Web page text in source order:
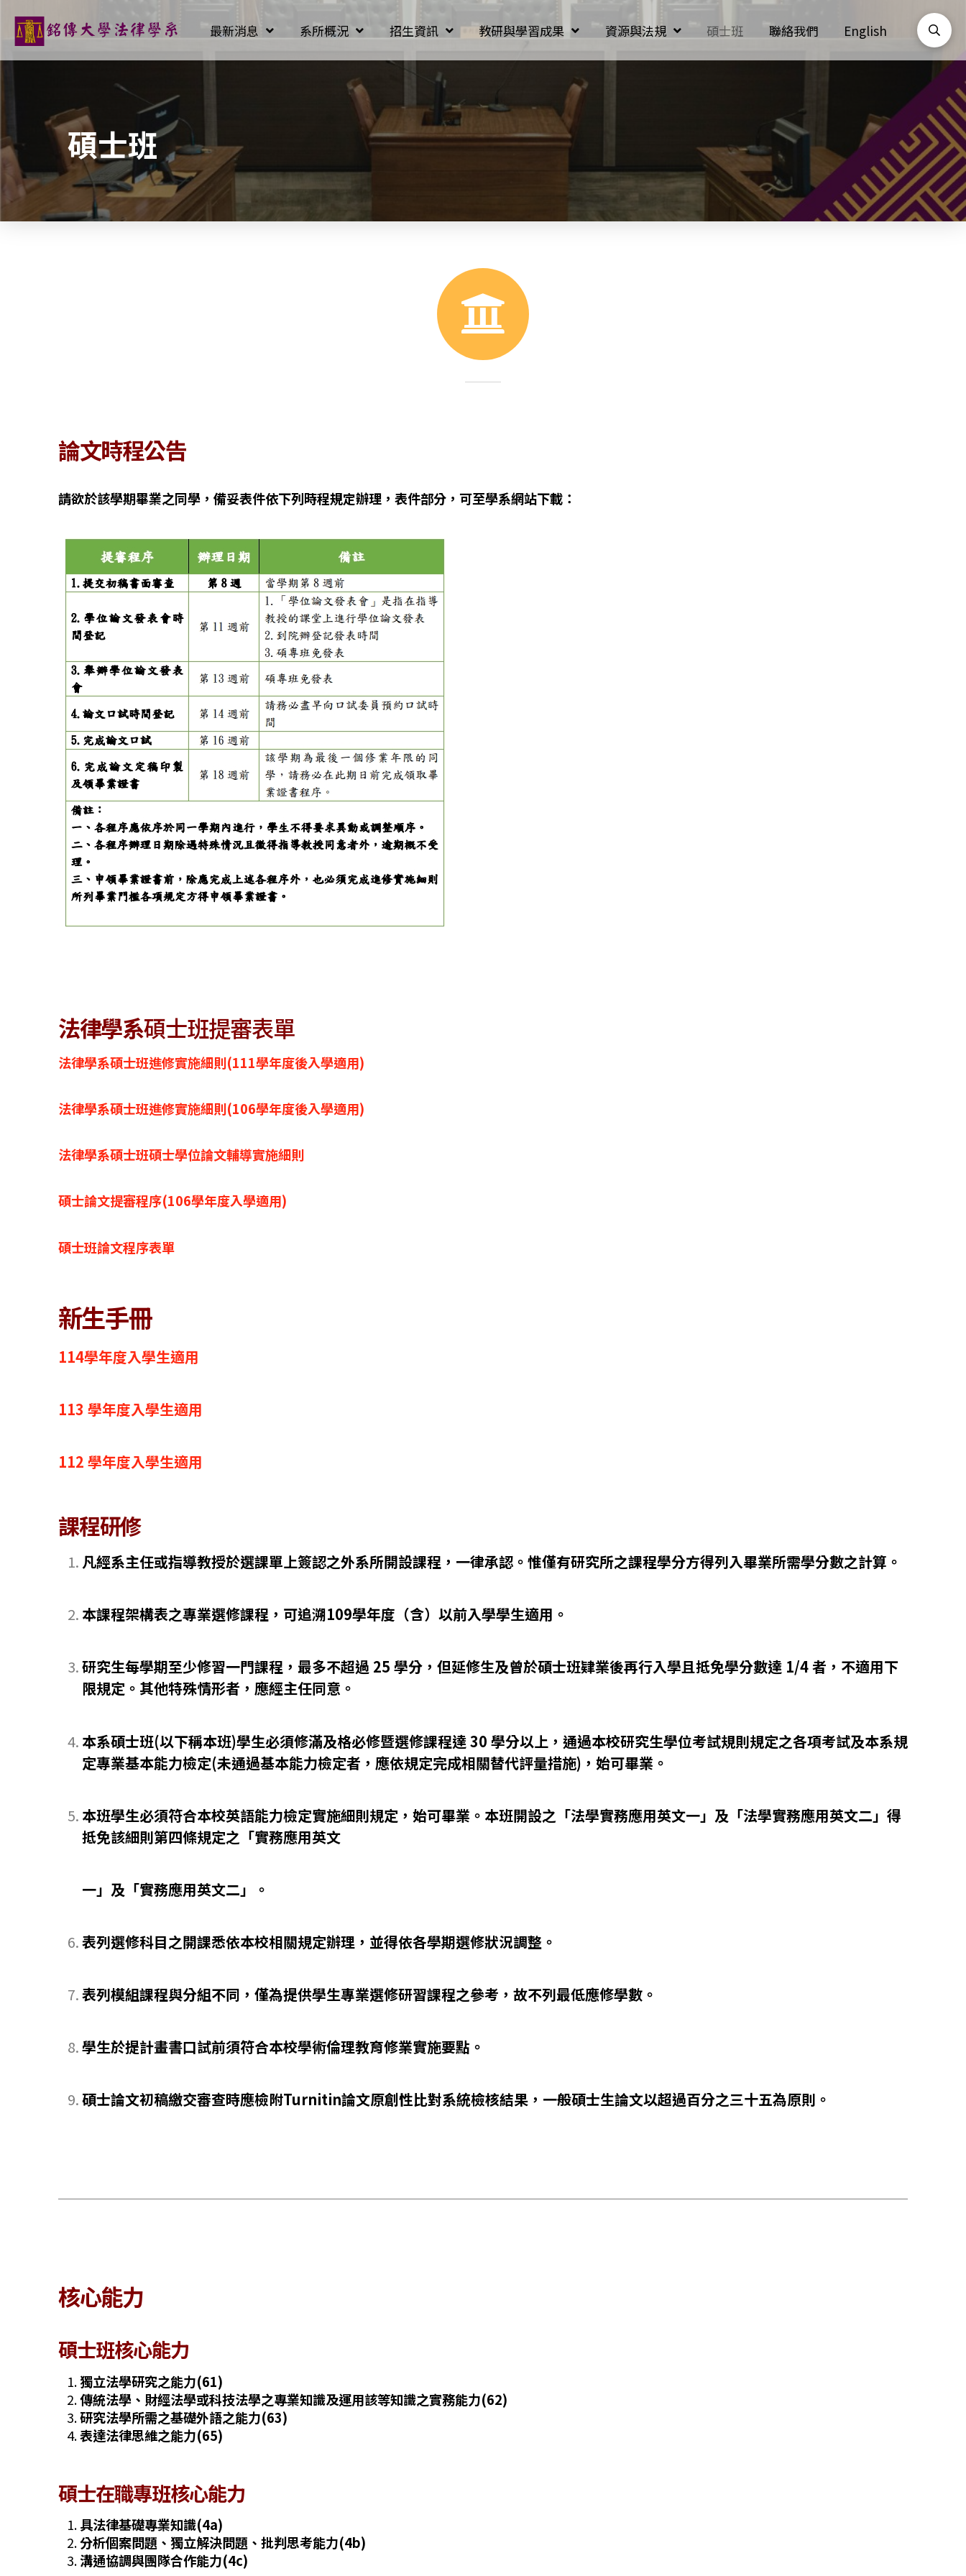
最新消息 系所概況 招生資訊 教研與學習成果 資源與法規 碩士班 聯絡我們 English
碩士班
論文時程公告
請欲於該學期畢業之同學，備妥表件依下列時程規定辦理，表件部分，可至學系網站下載：
法律學系碩士班提審表單
法律學系碩士班進修實施細則(111學年度後入學適用)
法律學系碩士班進修實施細則(106學年度後入學適用)
法律學系碩士班碩士學位論文輔導實施細則
碩士論文提審程序(106學年度入學適用)
碩士班論文程序表單
新生手冊
114學年度入學生適用
113 學年度入學生適用
112 學年度入學生適用
課程研修
凡經系主任或指導教授於選課單上簽認之外系所開設課程，一律承認。惟僅有研究所之課程學分方得列入畢業所需學分數之計算。
本課程架構表之專業選修課程，可追溯109學年度（含）以前入學學生適用。
研究生每學期至少修習一門課程，最多不超過 25 學分，但延修生及曾於碩士班肄業後再行入學且抵免學分數達 1/4 者，不適用下
限規定。其他特殊情形者，應經主任同意。
本系碩士班(以下稱本班)學生必須修滿及格必修暨選修課程達 30 學分以上，通過本校研究生學位考試規則規定之各項考試及本系規
定專業基本能力檢定(未通過基本能力檢定者，應依規定完成相關替代評量措施)，始可畢業。
本班學生必須符合本校英語能力檢定實施細則規定，始可畢業。本班開設之「法學實務應用英文一」及「法學實務應用英文二」得
抵免該細則第四條規定之「實務應用英文
一」及「實務應用英文二」。
表列選修科目之開課悉依本校相關規定辦理，並得依各學期選修狀況調整。
表列模組課程與分組不同，僅為提供學生專業選修研習課程之參考，故不列最低應修學數。
學生於提計畫書口試前須符合本校學術倫理教育修業實施要點。
碩士論文初稿繳交審查時應檢附Turnitin論文原創性比對系統檢核結果，一般碩士生論文以超過百分之三十五為原則。
核心能力
碩士班核心能力
獨立法學研究之能力(61)
傳統法學、財經法學或科技法學之專業知識及運用該等知識之實務能力(62)
研究法學所需之基礎外語之能力(63)
表達法律思維之能力(65)
碩士在職專班核心能力
具法律基礎專業知識(4a)
分析個案問題、獨立解決問題、批判思考能力(4b)
溝通協調與團隊合作能力(4c)